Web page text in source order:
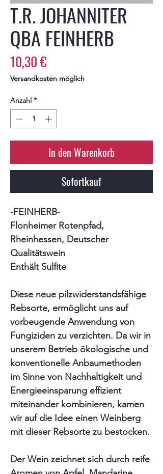
T.R. JOHANNITER
QBA FEINHERB
10,30 €Preis
Versandkosten möglich
Anzahl *
In den Warenkorb
Sofortkauf
-FEINHERB-
Flonheimer Rotenpfad,
Rheinhessen, Deutscher
Qualitätswein
Enthält Sulfite
Diese neue pilzwiderstandsfähige
Rebsorte, ermöglicht uns auf
vorbeugende Anwendung von
Fungiziden zu verzichten. Da wir in
unserem Betrieb ökologische und
konventionelle Anbaumethoden
im Sinne von Nachhaltigkeit und
Energieeinsparung effizient
miteinander kombinieren, kamen
wir auf die Idee einen Weinberg
mit dieser Rebsorte zu bestocken.
Der Wein zeichnet sich durch reife